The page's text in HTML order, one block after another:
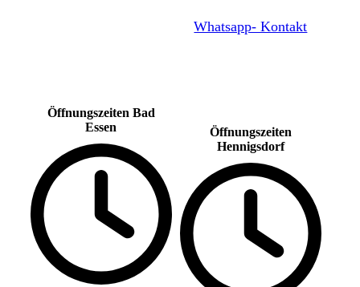
Whatsapp- Kontakt
Öffnungszeiten Bad
Essen
Öffnungszeiten
Hennigsdorf